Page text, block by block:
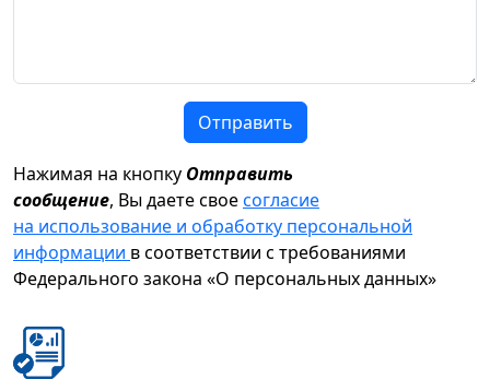
Отправить
Нажимая на кнопку Отправить
сообщение, Вы даете своесогласие
на использование и обработку персональной
информации в соответствии с требованиями
Федерального закона «О персональных данных»